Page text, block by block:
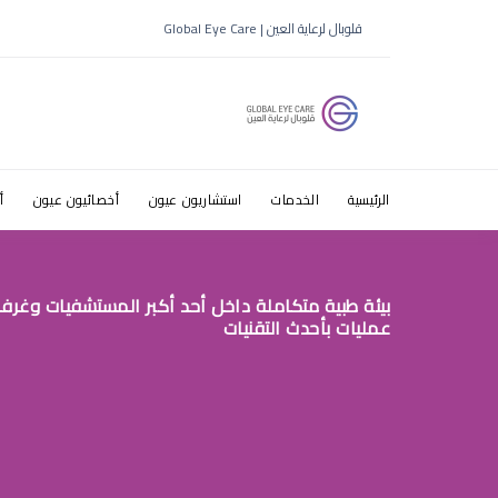
افضل
الرياض
قلوبال لرعاية العين | Global Eye Care
الرئيسية الخدمات استشاريون عيون أخصائيون عيون
بيئة طبية متكاملة داخل أحد أكبر المستشفيات
عمليات بأحدث التقنيات